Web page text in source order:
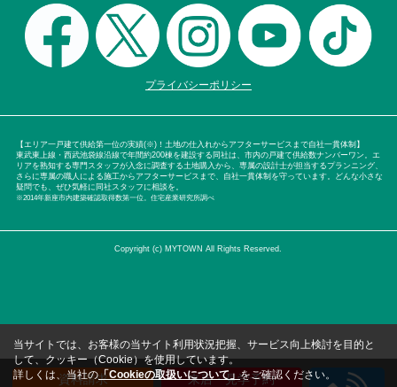
プライバシーポリシー
【エリア一戸建て供給第一位の実績(※)！土地の仕入れからアフターサービスまで自社一貫体制】
東武東上線・西武池袋線沿線で年間約200棟を建設する同社は、市内の戸建て供給数ナンバーワン。エ
リアを熟知する専門スタッフが入念に調査する土地購入から、専属の設計士が担当するプランニング、
さらに専属の職人による施工からアフターサービスまで、自社一貫体制を守っています。どんな小さな
疑問でも、ぜひ気軽に同社スタッフに相談を。
※2014年新座市内建築確認取得数第一位。住宅産業研究所調べ
Copyright (c) MYTOWN All Rights Reserved.
資料請求 来店・見学予約
当サイトでは、お客様の当サイト利用状況把握、サービス向上検討を目的と
して、クッキー（Cookie）を使用しています。
詳しくは、当社の「Cookieの取扱いについて」をご確認ください。